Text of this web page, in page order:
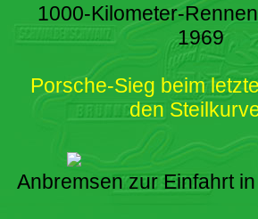
1000-Kilometer-
1969
Porsche-Sieg beim
den
Anbremsen zur Einfahrt